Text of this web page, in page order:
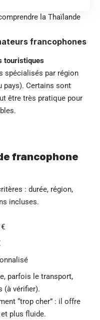
la Thaïlande
francophones
touristiques
spécialisés par région
pays). Certains sont
être très pratique pour
francophone
: durée, région,
incluses.
parfois le transport,
(à vérifier).
“trop cher” : il offre
plus fluide.